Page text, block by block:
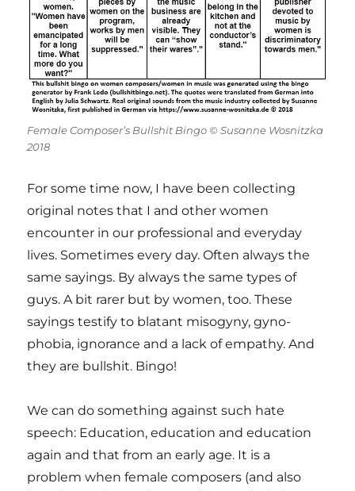
Female Composer’s Bullshit Bingo © Susanne Wosnitzka
2018
For some time now, I have been collecting
original notes that I and other women
encounter in our professional and everyday
lives. Sometimes every day. Often always the
same sayings. By always the same types of
guys. A bit rarer but by women, too. These
sayings testify to blatant misogyny, gyno-
phobia, ignorance and a lack of empathy. And
they are bullshit. Bingo!
We can do something against such hate
speech: Education, education and education
again and that from an early age. It is a
problem when female composers (and also